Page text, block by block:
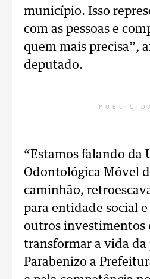
município. Isso
com as pessoas e
quem mais precisa”,
deputado.
“Estamos falando da
Odontológica Móvel
caminhão,
para entidade social
outros investimentos
transformar a vida da
Parabenizo a